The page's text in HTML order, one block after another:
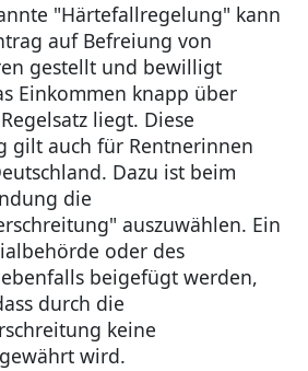
"Härtefallregelung" kann
auf Befreiung von
gestellt und bewilligt
Einkommen knapp über
liegt. Diese
gilt auch für Rentnerinnen
Dazu ist beim
die
auszuwählen. Ein
oder des
beigefügt werden,
durch die
keine
wird.